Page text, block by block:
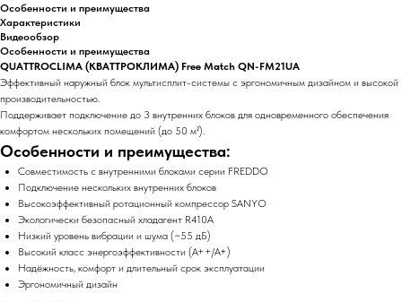
Особенности и преимущества
Характеристики
Видеообзор
Особенности и преимущества
QUATTROCLIMA (КВАТТРОКЛИМА) Free Match QN-FM21UA
Эффективный наружный блок мультисплит-системы с эргономичным дизайном и высокой
производительностью.
Поддерживает подключение до 3 внутренних блоков для одновременного обеспечения
комфортом нескольких помещений (до 50 м²).
Особенности и преимущества:
Совместимость с внутренними блоками серии FREDDO
Подключение нескольких внутренних блоков
Высокоэффективный ротационный компрессор SANYO
Экологически безопасный хладагент R410A
Низкий уровень вибрации и шума (~55 дБ)
Высокий класс энергоэффективности (A++/A+)
Надёжность, комфорт и длительный срок эксплуатации
Эргономичный дизайн